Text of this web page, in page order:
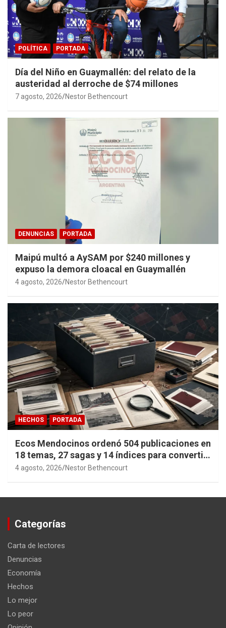
POLÍTICA PORTADA
Día del Niño en Guaymallén: del relato de la
austeridad al derroche de $74 millones
7 agosto, 2026 Nestor Bethencourt
DENUNCIAS PORTADA
Maipú multó a AySAM por $240 millones y
expuso la demora cloacal en Guaymallén
4 agosto, 2026 Nestor Bethencourt
HECHOS PORTADA
Ecos Mendocinos ordenó 504 publicaciones en
18 temas, 27 sagas y 14 índices para convertir
años de investigación en memoria pública
4 agosto, 2026 Nestor Bethencourt
Categorías
Carta de lectores
Denuncias
Economía
Hechos
Lo mejor
Lo peor